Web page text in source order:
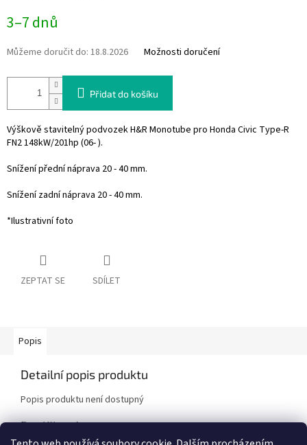
cena:
3–7 dnů
Můžeme doručit do: 18.8.2026 Možnosti doručení
Přidat do košíku
Výškově stavitelný podvozek H&R Monotube pro Honda Civic Type-R
FN2 148kW/201hp (06- ).
Snížení přední náprava 20 - 40 mm.
Snížení zadní náprava 20 - 40 mm.
*Ilustrativní foto
ZEPTAT SE SDÍLET
Popis
Detailní popis produktu
Popis produktu není dostupný
Doplňkové parametry